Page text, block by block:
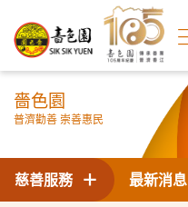
嗇色園
普濟勸善 崇善惠民
最新消息
慈善服務